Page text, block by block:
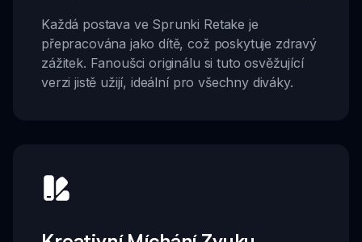
Každá postava ve Sprunki Retake je
přepracována jako dítě, což poskytuje zdravý
zážitek. Fanoušci originálu si tuto osvěžující
verzi jistě užijí, ideální pro všechny diváky.